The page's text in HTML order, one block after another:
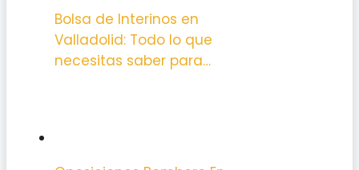
Bolsa de Interinos en
Valladolid: Todo lo que
necesitas saber para…